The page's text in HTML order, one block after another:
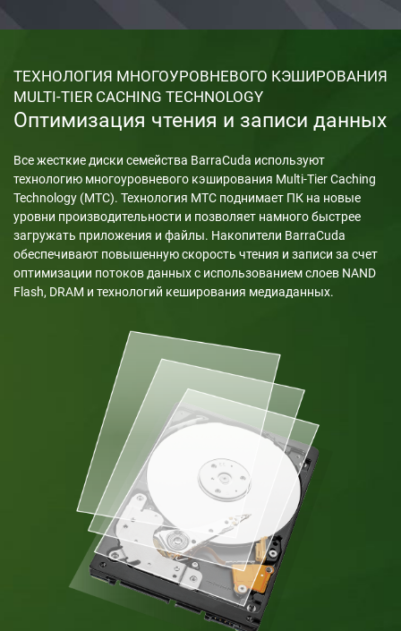
ТЕХНОЛОГИЯ МНОГОУРОВНЕВОГО КЭШИРОВАНИЯ
MULTI-TIER CACHING TECHNOLOGY
Оптимизация чтения и записи данных
Все жесткие диски семейства BarraCuda используют
технологию многоуровневого кэширования Multi-Tier Caching
Technology (MTC). Технология MTC поднимает ПК на новые
уровни производительности и позволяет намного быстрее
загружать приложения и файлы. Накопители BarraCuda
обеспечивают повышенную скорость чтения и записи за счет
оптимизации потоков данных с использованием слоев NAND
Flash, DRAM и технологий кеширования медиаданных.